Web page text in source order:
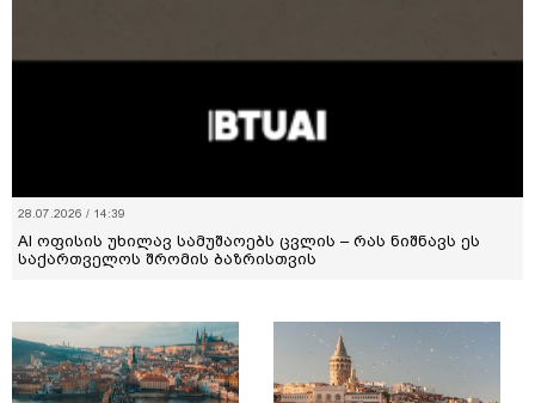
28.07.2026 / 14:39
AI ოფისის უხილავ სამუშაოებს ცვლის – რას ნიშნავს ეს
საქართველოს შრომის ბაზრისთვის